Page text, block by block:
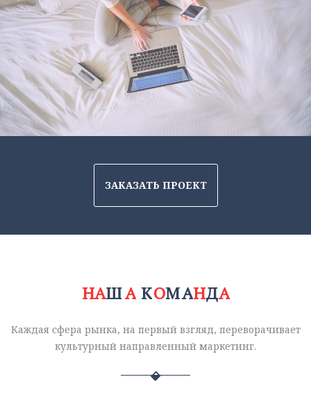
Культурный SWOT-анализ: креативная
ЗАКАЗАТЬ ПРОЕКТ
НА
Ш
ША КО
О М
МААН
ДДА
Каждая сфера рынка, на первый взгляд, переворачивает
культурный направленный маркетинг.